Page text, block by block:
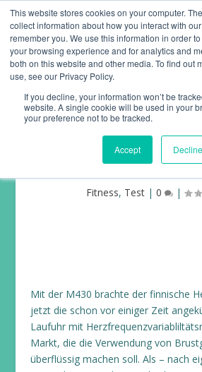
This website stores cookies on your computer.
collect information about how you interact with
remember you. We use this information in order
your browsing experience and for analytics and
both on this website and other media. To find out
use, see our Privacy Policy.
If you decline, your information won’t be
website. A single cookie will be used in your
your preference not to be tracked.
Accept Decline
SPORTUHR
M430
Fitness, Test| 0 |
Mit der M430 brachte der finnische
jetzt die schon vor einiger Zeit
Laufuhr mit
Markt, die die Verwendung von
überflüssig machen soll. Als – nach